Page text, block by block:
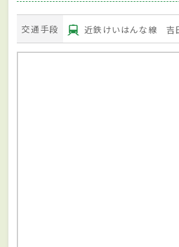
交通手段 近鉄けいはんな線 吉